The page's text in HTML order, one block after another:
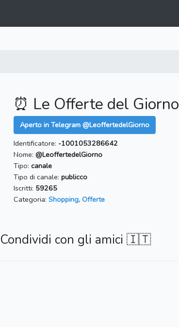
⏰ Le Offerte del Giorno
Aperto in Telegram @LeoffertedelGiorno
Identificatore: -1001053286642
Nome: @LeoffertedelGiorno
Tipo: canale
Tipo di canale: publicco
Iscritti: 59265
Categoria: Shopping, Offerte
Condividi con gli amici 🇮🇹